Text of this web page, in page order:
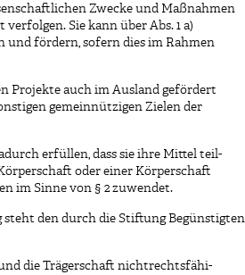
Zwecke und Maßnahmen
Sie kann über Abs. 1 a)
und fördern, sofern dies im Rahmen
Projekte auch im Ausland gefördert
gemeinnützigen Zielen der
erfüllen, dass sie ihre Mittel teil-
oder einer Körperschaft
im Sinne von § 2 zuwendet.
den durch die Stiftung Begünstigten
die Trägerschaft nichtrechtsfähi-